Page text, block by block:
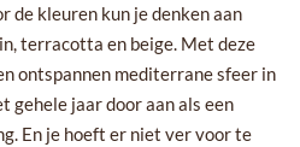
de kleuren kun je denken aan
terracotta en beige. Met deze
ontspannen mediterrane sfeer in
gehele jaar door aan als een
En je hoeft er niet ver voor te